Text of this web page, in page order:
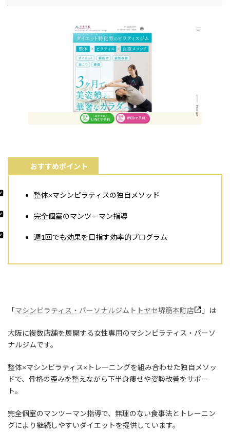
おすすめポイント
整体×マシンピラティスの独自メソッド
完全個室のマンツーマン指導
週1回でも効果を目指す効率的プログラム
「マシンピラティス・パーソナルジムトトヤセ堺筋本町店 」は
大阪に複数店舗を展開する女性専用のマシンピラティス・パーソ
ナルジムです。
整体×マシンピラティス×トレーニングを組み合わせた独自メソッ
ドで、骨格の歪みを整えながら下半身痩せや姿勢改善をサポー
ト。
完全個室のマンツーマン指導で、無理のない食事法とトレーニン
グにより継続しやすいダイエットを提供しています。